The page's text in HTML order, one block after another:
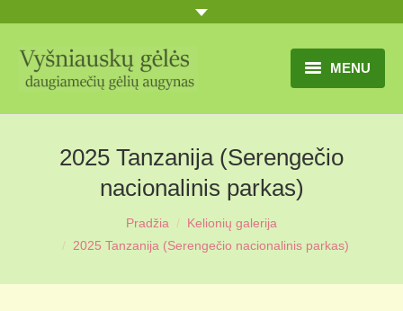
MENU
TITULINIS
GĖLIŲ KATALOGAS
PRANEŠIMAI
UŽSAKYMO SĄLYGOS
2025 Tanzanija (Serengečio
nacionalinis parkas)
Pradžia
Kelionių galerija
2025 Tanzanija (Serengečio nacionalinis parkas)